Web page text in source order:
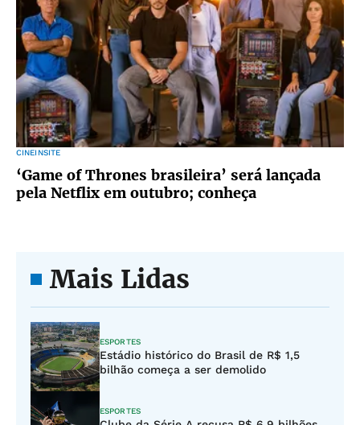
CINEINSITE
‘Game of Thrones brasileira’ será lançada
pela Netflix em outubro; conheça
Mais Lidas
ESPORTES
Estádio histórico do Brasil de R$ 1,5
bilhão começa a ser demolido
ESPORTES